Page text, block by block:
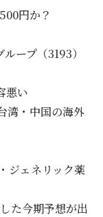
円か？
ープ（3193）
悪い
湾・中国の海外
ジェネリック薬
た今期予想が出